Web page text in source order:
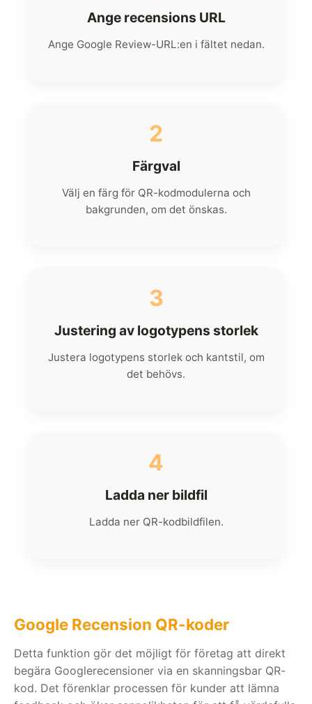
Ange recensions URL
Ange Google Review-URL:en i fältet nedan.
2
Färgval
Välj en färg för QR-kodmodulerna och
bakgrunden, om det önskas.
3
Justering av logotypens storlek
Justera logotypens storlek och kantstil, om
det behövs.
4
Ladda ner bildfil
Ladda ner QR-kodbildfilen.
Google Recension QR-koder
Detta funktion gör det möjligt för företag att direkt
begära Googlerecensioner via en skanningsbar QR-
kod. Det förenklar processen för kunder att lämna